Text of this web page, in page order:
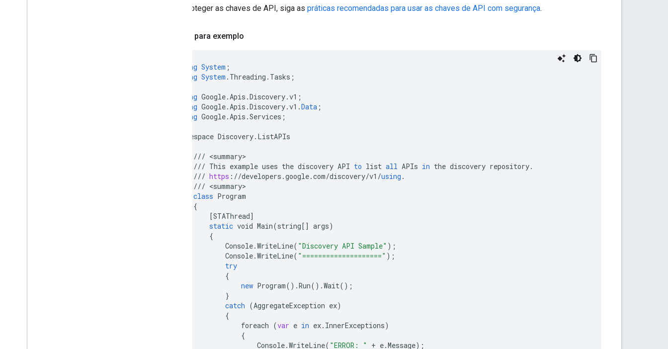
Para proteger as chaves de API, siga as práticas recomendadas para usar as chaves de API com segurança.
Código para exemplo
using System ;
using System . Threading . Tasks ;
using Google.Apis .Discovery.v1 ;
using Google.Apis .Discovery.v1 .Data ;
using Google.Apis .Services ;
namespace Discovery. ListAPIs
/// <summary
/// This example uses the discovery API to list all APIs in the discovery repository.
/// https : //developers .google.com/discovery/v1 /using .
/// <summary
class Program
{
[STAThread]
static void Main(string[] args)
{
Console.WriteLine( "Discovery API Sample" );
Console.WriteLine( "====================" );
try
{
new Program().Run().Wait();
}
catch (AggregateException ex)
{
foreach (var e in ex. InnerExceptions)
{
Console.WriteLine( "ERROR: " + e.Message);